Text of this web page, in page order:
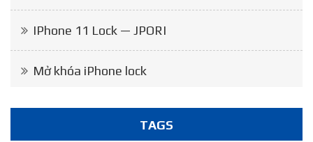
IPhone 11 Lock — JPORI
Mở khóa iPhone lock
TAGS